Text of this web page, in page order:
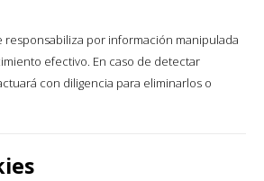
responsabiliza por información manipulada
efectivo. En caso de detectar
con diligencia para eliminarlos o